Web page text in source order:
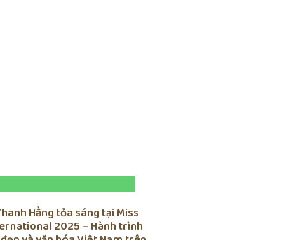
Hằng tỏa sáng tại Miss
2025 – Hành trình